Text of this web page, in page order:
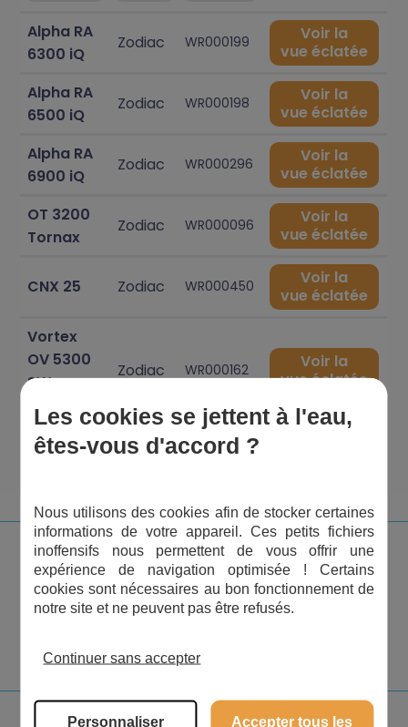
Alpha RA
6300 iQ
Zodiac WR000199
Voir la
vue éclatée
Alpha RA
6500 iQ
Zodiac WR000198
Voir la
vue éclatée
Alpha RA
6900 iQ
Zodiac WR000296
Voir la
vue éclatée
OT 3200
Tornax
Zodiac WR000096
Voir la
vue éclatée
CNX 25 Zodiac WR000450
Voir la
vue éclatée
Vortex
OV 5300
SW avec
chariot
Zodiac WR000162
Voir la
vue éclatée
1 2 3
Les cookies se jettent à l'eau,
êtes-vous d'accord ?
Nous utilisons des cookies afin de stocker certaines
informations de votre appareil. Ces petits fichiers
inoffensifs nous permettent de vous offrir une
expérience de navigation optimisée ! Certains
cookies sont nécessaires au bon fonctionnement de
notre site et ne peuvent pas être refusés.
Continuer sans accepter
Personnaliser Accepter tous les